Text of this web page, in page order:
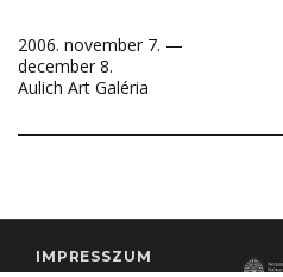
2006. november 7. —
december 8.
Aulich Art Galéria
IMPRESSZUM